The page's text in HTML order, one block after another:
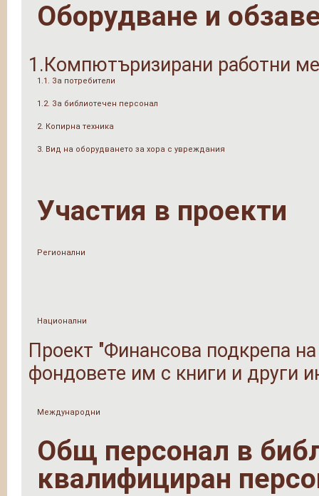
Оборудване и
1.Компютъризирани работни
1.1. За потребители
1.2. За библиотечен персонал
2. Копирна техника
3. Вид на оборудването за хора с увреждания
Участия в проекти
Регионални
Национални
Проект "Финансова подкрепа
фондовете им с книги и други
Международни
Общ персонал в
квалифициран